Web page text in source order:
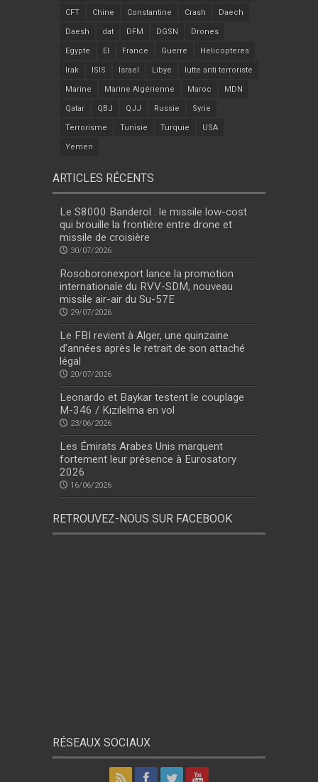
CFT Chine Constantine Crash Daech
Daesh dat DFM DGSN Drones
Egypte EI France Guerre Helicopteres
Irak ISIS Israel Libye lutte anti terroriste
Marine Marine Algérienne Maroc MDN
Qatar QBJ QJJ Russie Syrie
Terrorisme Tunisie Turquie USA
Yemen
ARTICLES RÉCENTS
Le S8000 Banderol : le missile low-cost
qui brouille la frontière entre drone et
missile de croisière
30/07/2026
Rosoboronexport lance la promotion
internationale du RVV-SDM, nouveau
missile air-air du Su-57E
29/07/2026
Le FBI revient à Alger, une quinzaine
d’années après le retrait de son attaché
légal
20/07/2026
Leonardo et Baykar testent le couplage
M-346 / Kızılelma en vol
23/06/2026
Les Émirats Arabes Unis marquent
fortement leur présence à Eurosatory
2026
16/06/2026
RETROUVEZ-NOUS SUR FACEBOOK
RÉSEAUX SOCIAUX